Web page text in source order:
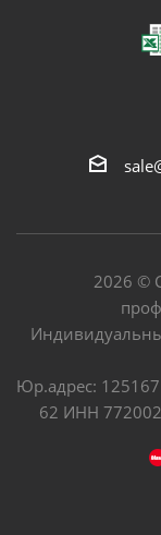
2026 ©
Юр.адрес: 125167
62 ИНН